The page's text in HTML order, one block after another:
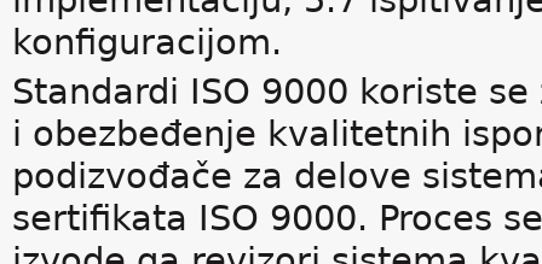
konfiguracijom.
Standardi ISO 9000 koriste
i obezbeđenje kvalitetnih
podizvođače za delove
sertifikata ISO 9000. Proces